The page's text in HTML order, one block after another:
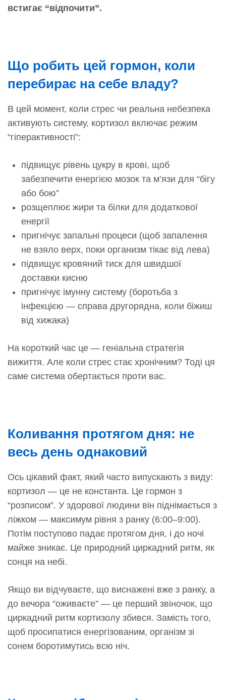
встигає “відпочити”.
Що робить цей гормон, коли
перебирає на себе владу?
В цей момент, коли стрес чи реальна небезпека
активують систему, кортизол включає режим
“гіперактивності”:
підвищує рівень цукру в крові, щоб
забезпечити енергією мозок та м’язи для “бігу
або бою”
розщеплює жири та білки для додаткової
енергії
пригнічує запальні процеси (щоб запалення
не взяло верх, поки организм тікає від лева)
підвищує кровяний тиск для швидшої
доставки кисню
пригнічує імунну систему (боротьба з
інфекцією — справа другорядна, коли біжиш
від хижака)
На короткий час це — геніальна стратегія
вижиття. Але коли стрес стає хронічним? Тоді ця
саме система обертається проти вас.
Коливання протягом дня: не
весь день однаковий
Ось цікавий факт, який часто випускають з виду:
кортизол — це не константа. Це гормон з
“розписом”. У здорової людини він піднімається з
ліжком — максимум рівня з ранку (6:00–9:00).
Потім поступово падає протягом дня, і до ночі
майже зникає. Це природний циркадний ритм, як
сонця на небі.
Якщо ви відчуваєте, що виснажені вже з ранку, а
до вечора “оживаєте” — це перший звіночок, що
циркадний ритм кортизолу збився. Замість того,
щоб просипатися енергізованим, організм зі
сонем боротимутись всю ніч.